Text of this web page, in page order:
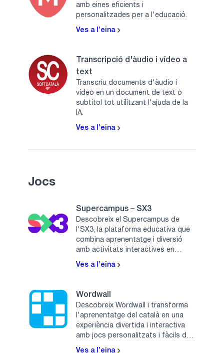
amb eines eficients i
personalitzades per a l'educació.
Ves a l’eina
Transcripció d'àudio i vídeo a
text
Transcriu documents d'àudio i
vídeo en un document de text o
subtítol tot utilitzant l'ajuda de la
IA.
Ves a l’eina
Jocs
Supercampus – SX3
Descobreix el Supercampus de
l'SX3, la plataforma educativa que
combina aprenentatge i diversió
amb activitats interactives en
català.
Ves a l’eina
Wordwall
Descobreix Wordwall i transforma
l'aprenentatge del català en una
experiència divertida i interactiva
amb jocs personalitzats i fàcils de
crear.
Ves a l’eina